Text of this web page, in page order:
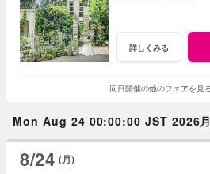
詳しくみる
同日開催の他のフェアを見
Mon Aug 24 00:00:00 JST 2026月
8/24 (月)